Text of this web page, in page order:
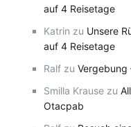
auf 4 Reisetage
Katrin zu Unsere
auf 4 Reisetage
Ralf zu Vergebung
Smilla Krause zu
Otacpab